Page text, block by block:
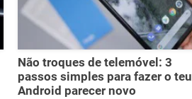
Não troques de telemóvel: 3
passos simples para fazer o teu
Android parecer novo